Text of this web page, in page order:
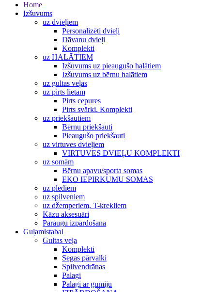
Home
Izšuvums
uz dvieļiem
Personalizēti dvieļi
Dāvanu dvieļi
Komplekti
uz HALĀTIEM
Izšuvums uz pieaugušo halātiem
Izšuvums uz bērnu halātiem
uz gultas veļas
uz pirts lietām
Pirts cepures
Pirts svārki. Komplekti
uz priekšautiem
Bērnu priekšauti
Pieaugušo priekšauti
uz virtuves dvieļiem
VIRTUVES DVIEĻU KOMPLEKTI
uz somām
Bērnu apavu/sporta somas
EKO IEPIRKUMU SOMAS
uz plediem
uz spilveniem
uz džemperiem, T-krekliem
Kāzu aksesuāri
Paraugu izpārdošana
Guļamistabai
Gultas veļa
Komplekti
Segas pārvalki
Spilvendrānas
Palagi
Palagi ar gumiju